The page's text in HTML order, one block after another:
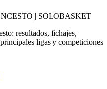
| SOLOBASKET
resultados, fichajes,
ligas y competiciones